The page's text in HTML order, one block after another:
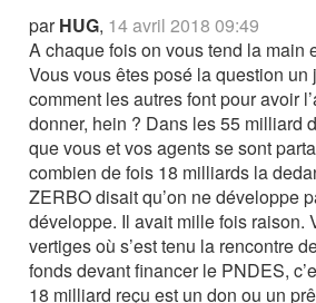
parHUG, 14 avril 2018 09:49
A chaque fois on vous tend la main
Vous vous êtes posé la question un
comment les autres font pour avoir
donner, hein ? Dans les 55 milliard
que vous et vos agents se sont
combien de fois 18 milliards la
ZERBO disait qu’on ne développe
développe. Il avait mille fois raison.
vertiges où s’est tenu la rencontre
fonds devant financer le PNDES,
18 milliard reçu est un don ou un